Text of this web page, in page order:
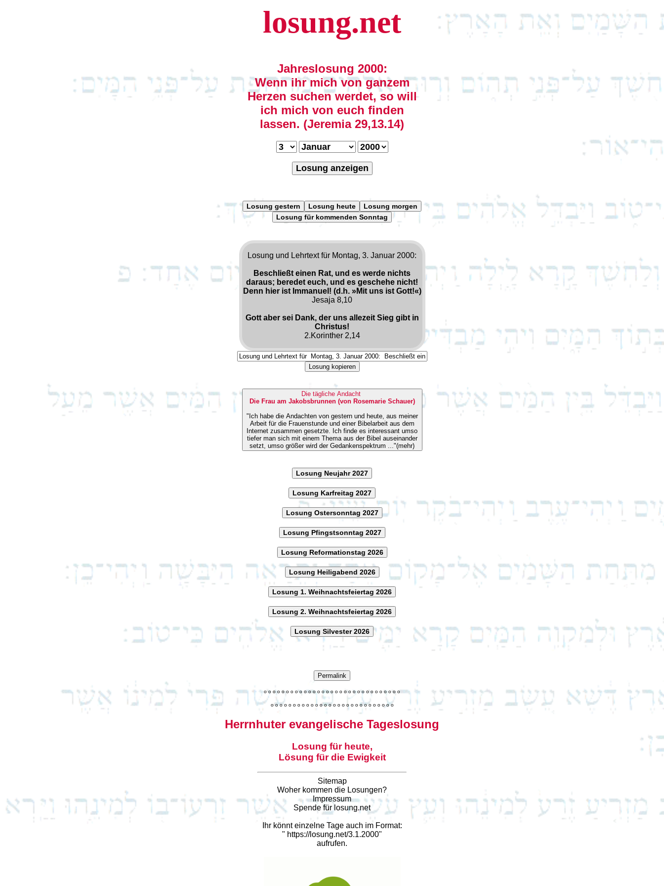
losung.net
Jahreslosung 2000:
Wenn ihr mich von ganzem
Herzen suchen werdet, so will
ich mich von euch finden
lassen. (Jeremia 29,13.14)
Losung anzeigen
Losung gestern Losung heute
Losung morgen
Losung für kommenden Sonntag
Losung und Lehrtext für Montag, 3. Januar 2000:
Beschließt einen Rat, und es werde nichts
daraus; beredet euch, und es geschehe nicht!
Denn hier ist Immanuel! (d.h. »Mit uns ist Gott!«)
Jesaja 8,10
Gott aber sei Dank, der uns allezeit Sieg gibt in
Christus!
2.Korinther 2,14
Losung kopieren
Die tägliche Andacht
Die Frau am Jakobsbrunnen (von Rosemarie Schauer)
"Ich habe die Andachten von gestern und heute, aus meiner
Arbeit für die Frauenstunde und einer Bibelarbeit aus dem
Internet zusammen gesetzte. Ich finde es interessant umso
tiefer man sich mit einem Thema aus der Bibel auseinander
setzt, umso größer wird der Gedankenspektrum ..."(mehr)
Losung Neujahr 2027
Losung Karfreitag 2027
Losung Ostersonntag 2027
Losung Pfingstsonntag 2027
Losung Reformationstag 2026
Losung Heiligabend 2026
Losung 1. Weihnachtsfeiertag 2026
Losung 2. Weihnachtsfeiertag 2026
Losung Silvester 2026
Permalink
o o o o o o o o o o o o o o o o o o o o o o o o o o o o o o o
o o o o o o o o o o o o o o o o o o o o o o o o o o o o
Herrnhuter evangelische Tageslosung
Losung für heute,
Lösung für die Ewigkeit
Sitemap
Woher kommen die Losungen?
Impressum
Spende für losung.net
Ihr könnt einzelne Tage auch im Format:
" https://losung.net/3.1.2000"
aufrufen.